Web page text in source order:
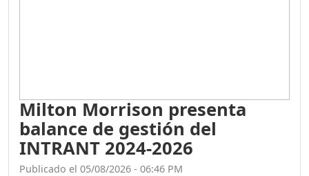
balance de gestión del
INTRANT 2024-2026
Publicado el 05/08/2026 - 06:46 PM
El Instituto Nacional de Tránsito y Transporte